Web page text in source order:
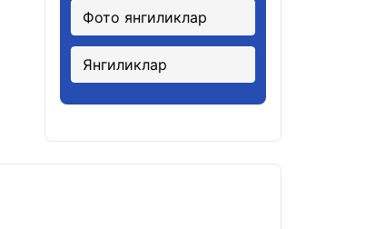
Фото янгиликлар
Янгиликлар